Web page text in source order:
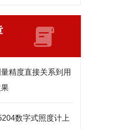
精度直接关系到用
数字式照度计上